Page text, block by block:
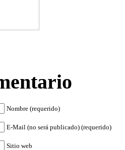
Nombre (requerido)
E-Mail (no será publicado) (requerido)
Sitio web